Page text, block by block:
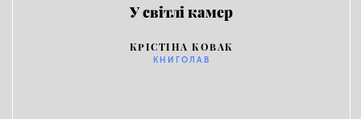
У світлі камер
КРІСТІНА КОВАК
КНИГОЛАВ